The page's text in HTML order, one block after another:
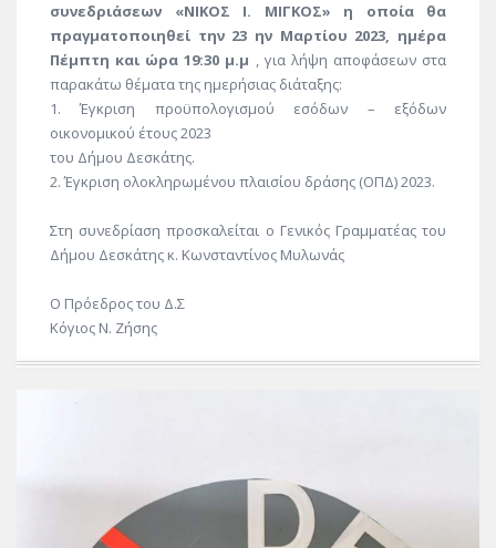
συνεδριάσεων «ΝΙΚΟΣ Ι. ΜΙΓΚΟΣ» η οποία θα
πραγματοποιηθεί την 23 ην Μαρτίου 2023, ημέρα
Πέμπτη και ώρα 19:30 μ.μ , για λήψη αποφάσεων στα
παρακάτω θέματα της ημερήσιας διάταξης:
1. Έγκριση προϋπολογισμού εσόδων – εξόδων
οικονομικού έτους 2023
του Δήμου Δεσκάτης.
2. Έγκριση ολοκληρωμένου πλαισίου δράσης (ΟΠΔ) 2023.
Στη συνεδρίαση προσκαλείται ο Γενικός Γραμματέας του
Δήμου Δεσκάτης κ. Κωνσταντίνος Μυλωνάς
Ο Πρόεδρος του Δ.Σ
Κόγιος Ν. Ζήσης